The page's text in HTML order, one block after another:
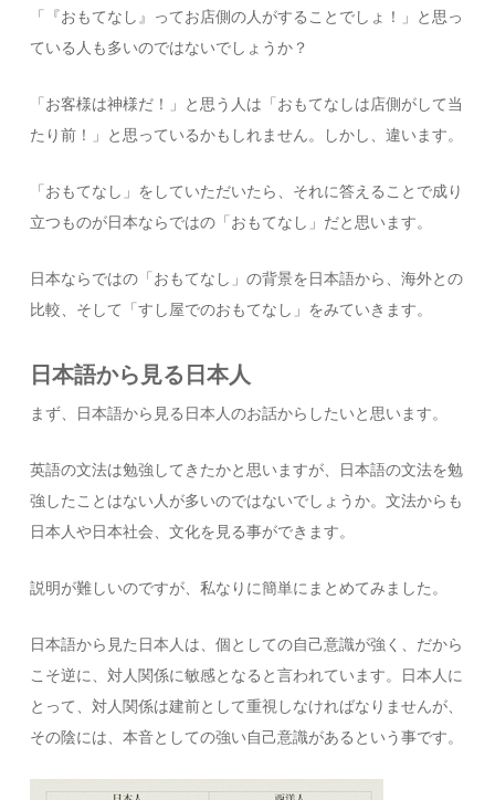
「『おもてなし』ってお店側の人がすることでしょ！」と思っ
ている人も多いのではないでしょうか？
「お客様は神様だ！」と思う人は「おもてなしは店側がして当
たり前！」と思っているかもしれません。しかし、違います。
「おもてなし」をしていただいたら、それに答えることで成り
立つものが日本ならではの「おもてなし」だと思います。
日本ならではの「おもてなし」の背景を日本語から、海外との
比較、そして「すし屋でのおもてなし」をみていきます。
日本語から見る日本人
まず、日本語から見る日本人のお話からしたいと思います。
英語の文法は勉強してきたかと思いますが、日本語の文法を勉
強したことはない人が多いのではないでしょうか。文法からも
日本人や日本社会、文化を見る事ができます。
説明が難しいのですが、私なりに簡単にまとめてみました。
日本語から見た日本人は、個としての自己意識が強く、だから
こそ逆に、対人関係に敏感となると言われています。日本人に
とって、対人関係は建前として重視しなければなりませんが、
その陰には、本音としての強い自己意識があるという事です。